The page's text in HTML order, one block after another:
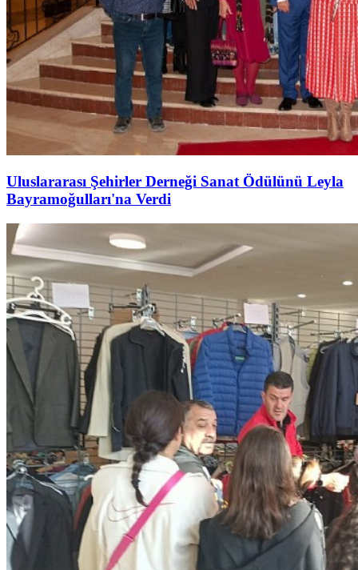
Uluslararası Şehirler Derneği Sanat Ödülünü Leyla
Bayramoğulları'na Verdi